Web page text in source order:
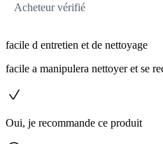
Acheteur vérifié
facile d entretien et de nettoyage
facile a manipulera nettoyer et se
Oui, je recommande ce produit